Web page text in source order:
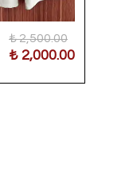
₺ 2,500.00
₺ 2,000.00